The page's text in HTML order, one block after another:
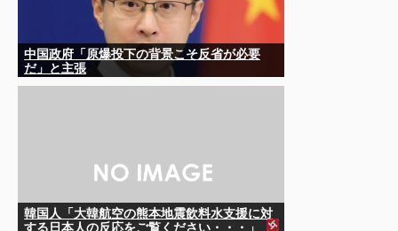
中国政府「原爆投下の背景こそ反省が必要
だ」と主張
韓国人「大韓航空の熊本地震飲料水支援に対
する日本人の反応をご覧ください・・・」